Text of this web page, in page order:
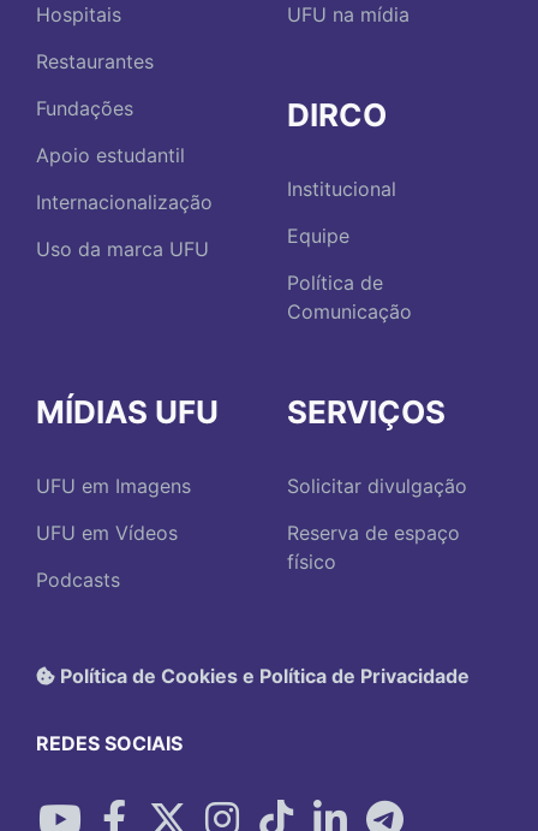
Hospitais
Restaurantes
Fundações
Apoio estudantil
Internacionalização
Uso da marca UFU
UFU na mídia
DIRCO
Institucional
Equipe
Política de
Comunicação
MÍDIAS UFU
UFU em Imagens
UFU em Vídeos
Podcasts
SERVIÇOS
Solicitar divulgação
Reserva de espaço
físico
Política de Cookies e Política de Privacidade
REDES SOCIAIS